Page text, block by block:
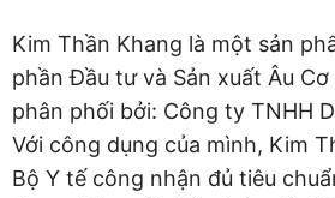
Kim Thần Khang là một sản
phần Đầu tư và Sản xuất Âu
phân phối bởi: Công ty TNHH
Với công dụng của mình, Kim
Bộ Y tế công nhận đủ tiêu